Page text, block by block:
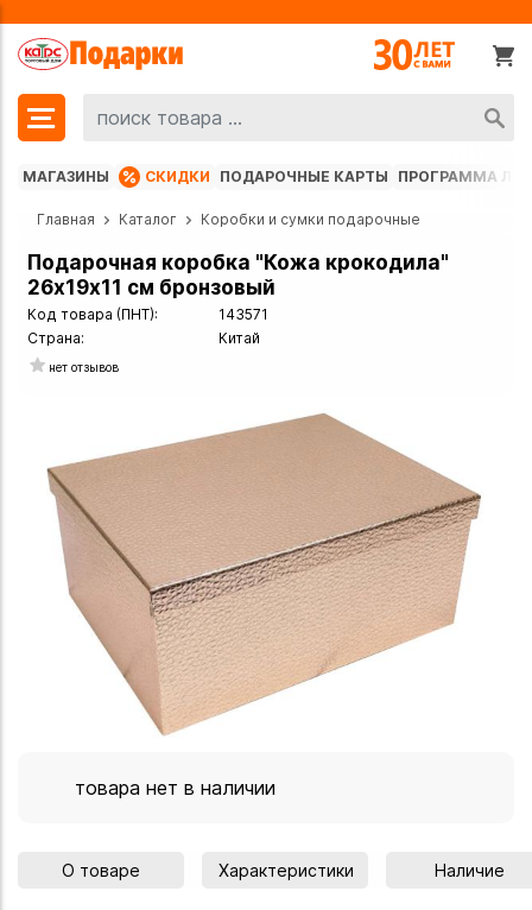
МАГАЗИНЫ СКИДКИ ПОДАРОЧНЫЕ КАРТЫ ПРОГРАММА
Главная Каталог Коробки и сумки подарочные
Подарочная коробка "Кожа крокодила"
26х19х11 см бронзовый
Код товара (ПНТ):
143571
Страна:
Китай
нет отзывов
товара нет в наличии
О товаре Характеристики Наличие